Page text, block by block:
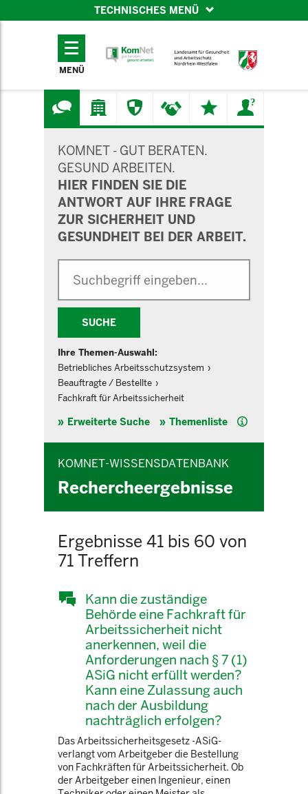
TECHNISCHES MENÜ
TECHNISCHES
MENÜ
KOMNET - GUT BERATEN.
GESUND ARBEITEN.
HIER FINDEN SIE DIE
ANTWORT AUF IHRE FRAGE
ZUR SICHERHEIT UND
GESUNDHEIT BEI DER ARBEIT.
SUCHE
Ihre Themen-Auswahl:
Betriebliches Arbeitsschutzsystem
Beauftragte / Bestellte
Fachkraft für Arbeitssicherheit
Erweiterte Suche Themenliste Hilfe
KOMNET-WISSENSDATENBANK
Rechercheergebnisse
Ergebnisse 41 bis 60 von
71 Treffern
Kann die zuständige
Behörde eine Fachkraft für
Arbeitssicherheit nicht
anerkennen, weil die
Anforderungen nach § 7 (1)
ASiG nicht erfüllt werden?
Kann eine Zulassung auch
nach der Ausbildung
nachträglich erfolgen?
Das Arbeitssicherheitsgesetz -ASiG-
verlangt vom Arbeitgeber die Bestellung
von Fachkräften für Arbeitssicherheit. Ob
der Arbeitgeber einen Ingenieur, einen